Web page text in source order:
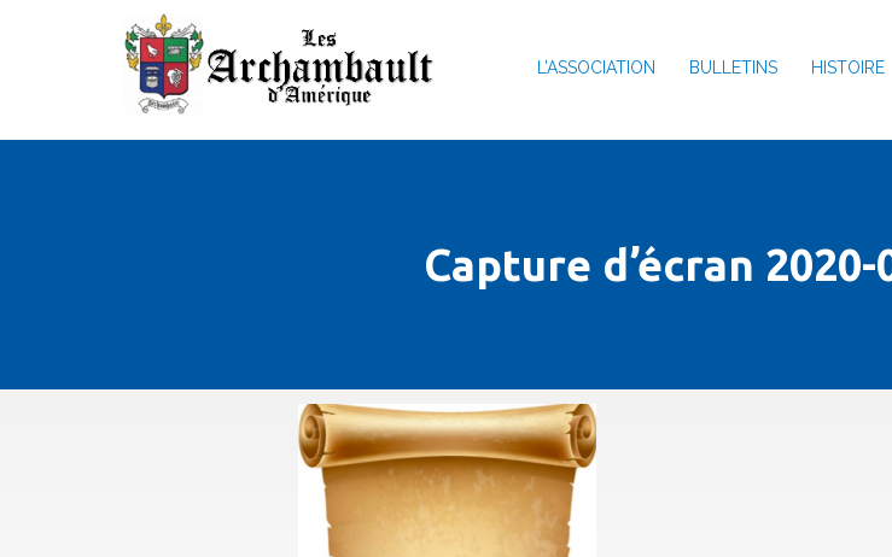
L’ASSOCIATION BULLETINS HISTOIRE
Capture d’écran 2020-